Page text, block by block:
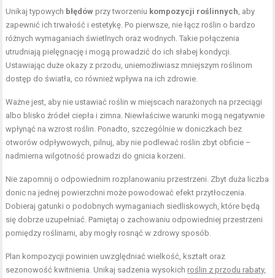
Unikaj typowych błędów przy tworzeniu kompozycji roślinnych, aby
zapewnić ich trwałość i estetykę. Po pierwsze, nie łącz roślin o bardzo
różnych wymaganiach świetlnych oraz wodnych. Takie połączenia
utrudniają pielęgnację i mogą prowadzić do ich słabej kondycji.
Ustawiając duże okazy z przodu, uniemożliwiasz mniejszym roślinom
dostęp do światła, co również wpływa na ich zdrowie.
Ważne jest, aby nie ustawiać roślin w miejscach narażonych na przeciągi
albo blisko źródeł ciepła i zimna. Niewłaściwe warunki mogą negatywnie
wpłynąć na wzrost roślin. Ponadto, szczególnie w doniczkach bez
otworów odpływowych, pilnuj, aby nie podlewać roślin zbyt obficie –
nadmierna wilgotność prowadzi do gnicia korzeni.
Nie zapomnij o odpowiednim rozplanowaniu przestrzeni. Zbyt duża liczba
donic na jednej powierzchni może powodować efekt przytłoczenia.
Dobieraj gatunki o podobnych wymaganiach siedliskowych, które będą
się dobrze uzupełniać. Pamiętaj o zachowaniu odpowiedniej przestrzeni
pomiędzy roślinami, aby mogły rosnąć w zdrowy sposób.
Plan kompozycji powinien uwzględniać wielkość, kształt oraz
sezonowość kwitnienia. Unikaj sadzenia wysokich roślin z przodu rabaty,